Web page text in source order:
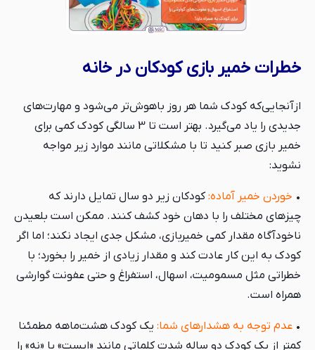
خطرات خمیر بازی کودکان در خانه
ازآنجایی‌که کودک شما هر روز باهوش‌تر می‌شود و مهارت‌های
جدیدی را یاد می‌گیرد. بهتر است تا 3 سالگی کودک کمی برای
خمیر بازی صبر کنید تا با مشکلاتی مانند موارد زیر مواجه
نشوید:
• خوردن خمیر آماده:کودکان زیر دو سال تمایل دارند که
چیزهای مختلف را با دهان خود کشف کنند. ممکن است بلعیدن
ناخودآگاه مقدار کمی خمیربازی، مشکل جدی ایجاد نکند؛ اما اگر
کودک به این کار عادت کند و مقدار زیادی از خمیر را بخورد؛ با
خطراتی مثل مسمومیت، اسهال، استفراغ و حتی عفونت گوارشی
همراه است.
• عدم توجه به هشدارهای شما: یک کودک هشت‌ماهه مطمئنا
کمتر از یک کودک دو ساله شدت کلماتی مانند «ایست» یا «نه» را